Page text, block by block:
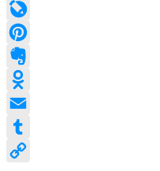
Mail.Ru
LiveJournal
Pinterest
Evernote
Odnoklassniki
Email
Tumblr